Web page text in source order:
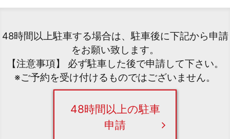
48時間以上駐車する場合は、駐車後に下記から申請
をお願い致します。
【注意事項】 必ず駐車した後で申請して下さい。
※ご予約を受け付けるものではございません。
48時間以上の駐車
申請